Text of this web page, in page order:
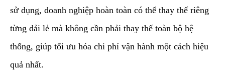
sử dụng, doanh nghiệp hoàn toàn có thể thay thế riêng
từng dải lẻ mà không cần phải thay thế toàn bộ hệ
thống, giúp tối ưu hóa chi phí vận hành một cách hiệu
quả nhất.